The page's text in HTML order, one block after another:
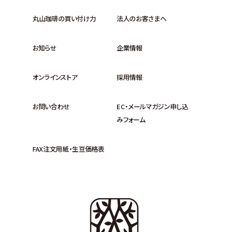
丸山珈琲の買い付け力 法人のお客さまへ
お知らせ 企業情報
オンラインストア 採用情報
お問い合わせ
EC・メールマガジン申し込
みフォーム
FAX注文用紙・生豆価格表